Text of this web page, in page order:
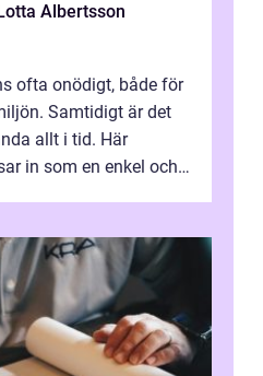
Lotta Albertsson
ofta onödigt, både för
Samtidigt är det
allt i tid. Här
in som en enkel och